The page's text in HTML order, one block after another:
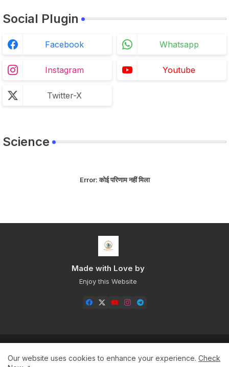
Social Plugin
Facebook Whatsapp
Instagram Youtube
Twitter-X
Science
Error:कोई परिणाम नहीं मिला
Made with Love by
Enjoy this Website
Our website uses cookies to enhance your experience. Check